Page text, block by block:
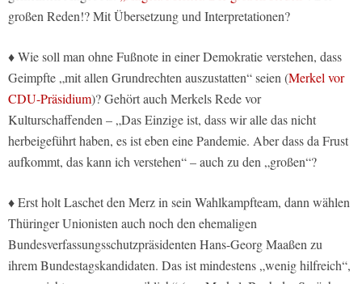
großen Reden!? Mit Übersetzung und Interpretationen?
♦ Wie soll man ohne Fußnote in einer Demokratie verstehen, dass
Geimpfte „mit allen Grundrechten auszustatten“ seien (Merkel vor
CDU-Präsidium)? Gehört auch Merkels Rede vor
Kulturschaffenden – „Das Einzige ist, dass wir alle das nicht
herbeigeführt haben, es ist eben eine Pandemie. Aber dass da Frust
aufkommt, das kann ich verstehen“ – auch zu den „großen“?
♦ Erst holt Laschet den Merz in sein Wahlkampfteam, dann wählen
Thüringer Unionisten auch noch den ehemaligen
Bundesverfassungsschutzpräsidenten Hans-Georg Maaßen zu
ihrem Bundestagskandidaten. Das ist mindestens „wenig hilfreich“,